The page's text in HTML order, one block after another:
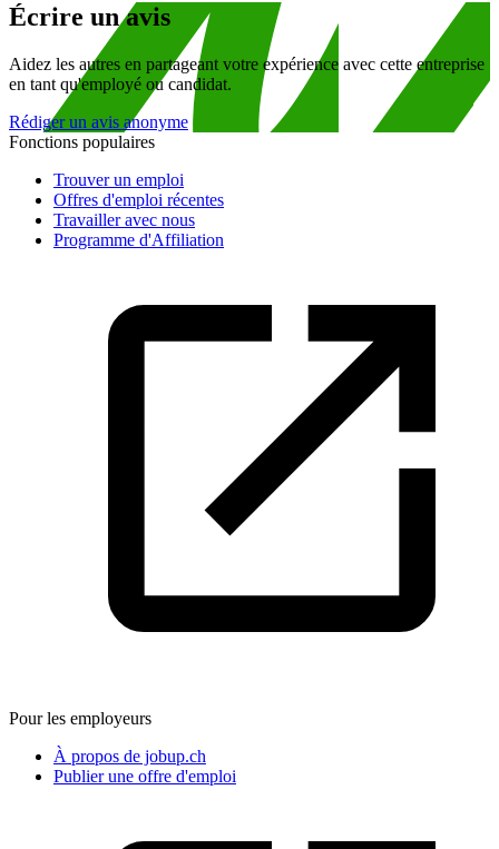
Écrire un avis
Aidez les autres en partageant votre expérience avec cette entreprise
en tant qu'employé ou candidat.
Rédiger un avis anonyme
Fonctions populaires
Trouver un emploi
Offres d'emploi récentes
Travailler avec nous
Programme d'Affiliation
Pour les employeurs
À propos de jobup.ch
Publier une offre d'emploi